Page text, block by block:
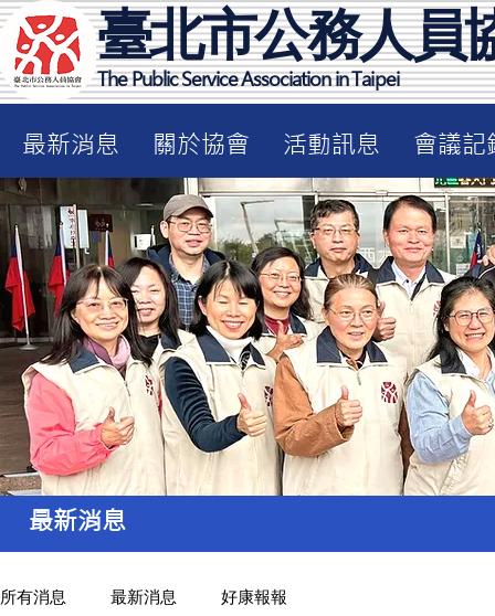
臺北市公務人員
The Public Service Association in Taipei
最新消息 關於協會 活動訊息 會議記
最新消息
所有消息 最新消息 好康報報